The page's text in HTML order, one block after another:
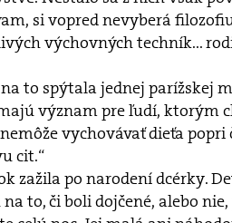
si vopred nevyberá
výchovných techník...
to spýtala jednej parížskej
význam pre ľudí, ktorým
vychovávať dieťa
cit.“
zažila po narodení dcérky.
to, či boli dojčené, alebo